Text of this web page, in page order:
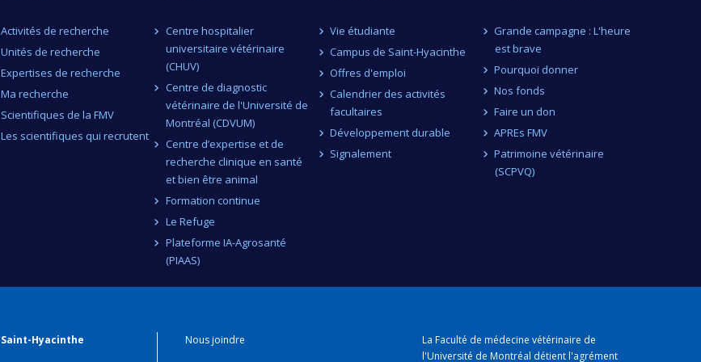
Activités de recherche
Unités de recherche
Expertises de recherche
Ma recherche
Scientifiques de la FMV
Les scientifiques qui recrutent
Centre hospitalier
universitaire vétérinaire
(CHUV)
Centre de diagnostic
vétérinaire de l'Université de
Montréal (CDVUM)
Centre d’expertise et de
recherche clinique en santé
et bien être animal
Formation continue
Le Refuge
Plateforme IA-Agrosanté
(PIAAS)
Vie étudiante
Campus de Saint-Hyacinthe
Offres d'emploi
Calendrier des activités
facultaires
Développement durable
Signalement
Grande campagne : L'heure
est brave
Pourquoi donner
Nos fonds
Faire un don
APREs FMV
Patrimoine vétérinaire
(SCPVQ)
Saint-Hyacinthe
Nous joindre
La Faculté de médecine vétérinaire de
l'Université de Montréal détientl'agrément